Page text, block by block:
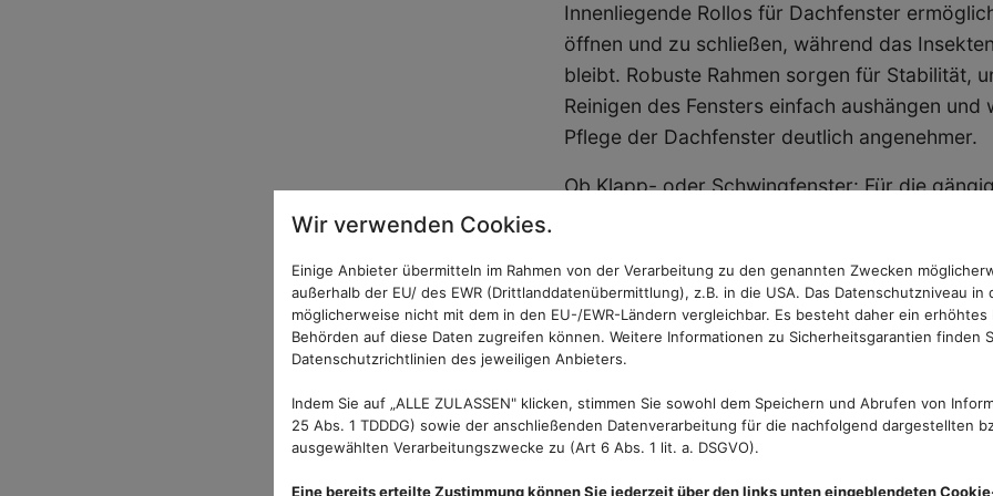
Innenliegende Rollos für Dachfenster
öffnen und zu schließen, während das
bleibt. Robuste Rahmen sorgen für Stabilität,
Reinigen des Fensters einfach aushängen
Pflege der Dachfenster deutlich angenehmer.
Ob Klapp- oder Schwingfenster: Für die
🧩 Komfort &
Insektenschutzrollos für Fenster und
System:
Platzsparend & dezent:
Das Gewebe
Ihnen freie Sicht und viel Licht wichtig
Wir verwenden Cookies.
Einige Anbieter übermitteln im Rahmen von der Verarbeitung zu den genannten Zwecken
außerhalb der EU/ des EWR (Drittlanddatenübermittlung), z.B. in die USA. Das Datenschutzniveau in
möglicherweise nicht mit dem in den EU-/EWR-Ländern vergleichbar. Es besteht daher ein erhöhtes
Behörden auf diese Daten zugreifen können. Weitere Informationen zu Sicherheitsgarantien finden
Datenschutzrichtlinien des jeweiligen Anbieters.
Indem Sie auf „ALLE ZULASSEN" klicken, stimmen Sie sowohl dem Speichern und Abrufen von
25 Abs. 1 TDDDG) sowie der anschließenden Datenverarbeitung für die nachfolgend dargestellten
ausgewählten Verarbeitungszwecke zu (Art 6 Abs. 1 lit. a. DSGVO).
Eine bereits erteilte Zustimmung können Sie jederzeit über den links unten eingeblendeten